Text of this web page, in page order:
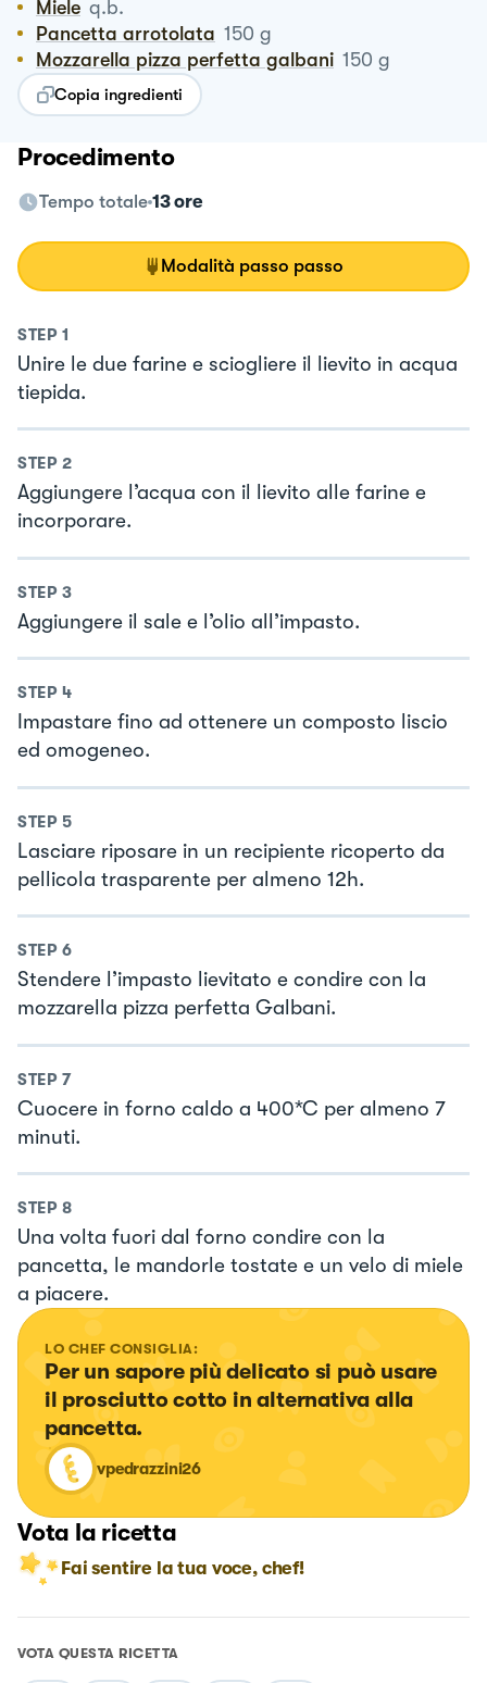
Miele q.b.
Pancetta arrotolata 150 g
Mozzarella pizza perfetta galbani 150 g
Copia ingredienti
Procedimento
Tempo totale 13 ore
Modalità passo passo
STEP 1
Unire le due farine e sciogliere il lievito in acqua
tiepida.
STEP 2
Aggiungere l’acqua con il lievito alle farine e
incorporare.
STEP 3
Aggiungere il sale e l’olio all’impasto.
STEP 4
Impastare fino ad ottenere un composto liscio
ed omogeneo.
STEP 5
Lasciare riposare in un recipiente ricoperto da
pellicola trasparente per almeno 12h.
STEP 6
Stendere l’impasto lievitato e condire con la
mozzarella pizza perfetta Galbani.
STEP 7
Cuocere in forno caldo a 400*C per almeno 7
minuti.
STEP 8
Una volta fuori dal forno condire con la
pancetta, le mandorle tostate e un velo di miele
a piacere.
LO CHEF CONSIGLIA:
Per un sapore più delicato si può usare
il prosciutto cotto in alternativa alla
pancetta.
vpedrazzini26
Vota la ricetta
Fai sentire la tua voce, chef!
VOTA QUESTA RICETTA